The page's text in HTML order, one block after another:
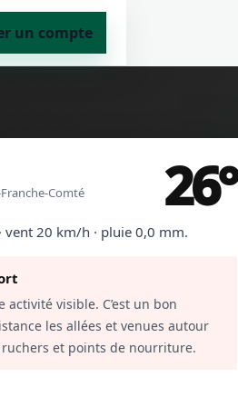
un compte
Comté 26°
vent 20 km/h · pluie 0,0 mm.
visible. C’est un bon
les allées et venues autour
et points de nourriture.